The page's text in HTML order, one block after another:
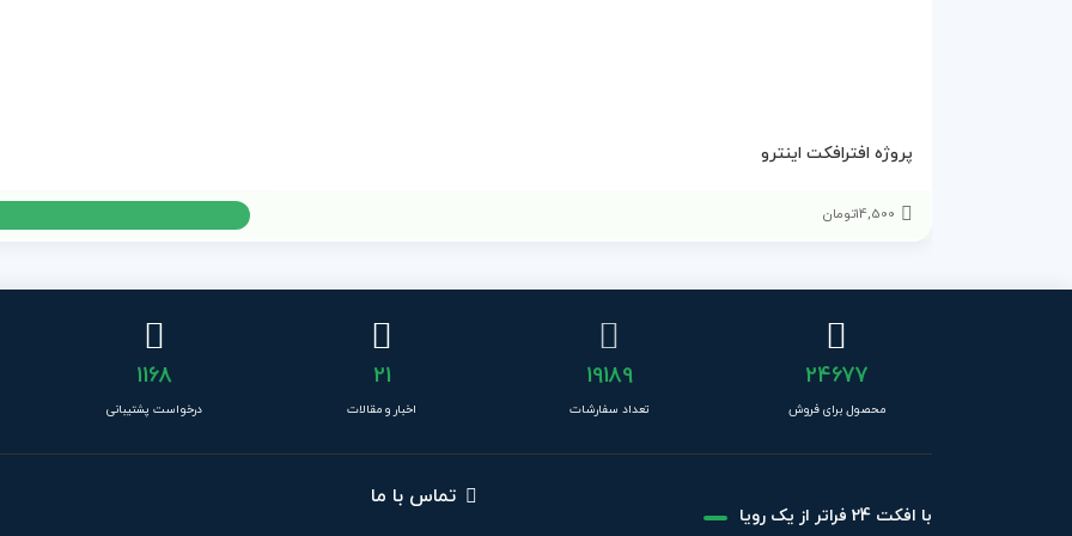
پروژه افترافکت اینترو
14,500تومان
24677
محصول برای فروش
19189
تعداد سفارشات
21
اخبار و مقالات
1168
درخواست پشتیبانی
با افکت 24 فراتر از یک رویا
تماس با ما